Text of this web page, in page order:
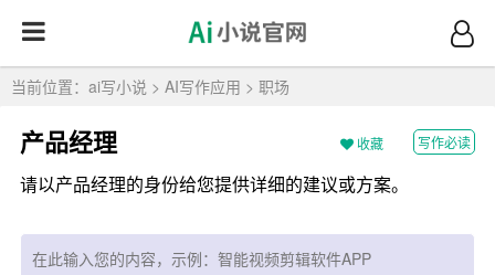
当前位置： ai写小说 > AI写作应用 > 职场
产品经理 收藏 写作必读
请以产品经理的身份给您提供详细的建议或方案。